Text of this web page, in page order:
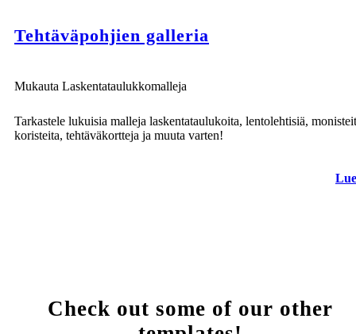
Tehtäväpohjien galleria
Mukauta Laskentataulukkomalleja
Tarkastele lukuisia malleja laskentataulukoita, lentolehtisiä,
koristeita, tehtäväkortteja ja muuta varten!
Check out some of our other